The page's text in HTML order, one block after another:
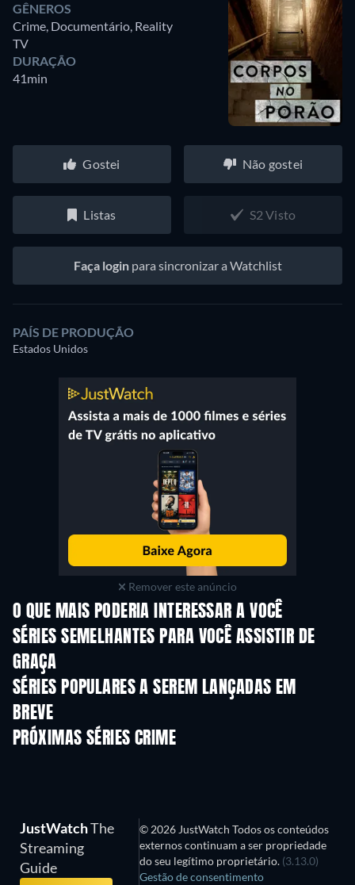
GÊNEROS
Crime, Documentário, Reality
TV
DURAÇÃO
41min
Gostei Não gostei
Listas S2 Visto
Faça loginpara sincronizar a Watchlist
PAÍS DE PRODUÇÃO
Estados Unidos
Remover este anúncio
O QUE MAIS PODERIA INTERESSAR A VOCÊ
Série Série
SÉRIES SEMELHANTES PARA VOCÊ ASSISTIR DE
GRAÇA
SÉRIES POPULARES A SEREM LANÇADAS EM
BREVE
PRÓXIMAS SÉRIES CRIME
Temporada 6
JustWatchThe
Streaming
Guide
© 2026 JustWatch Todos os conteúdos
externos continuam a ser propriedade
do seu legítimo proprietário. (3.13.0)
Gestão de consentimento